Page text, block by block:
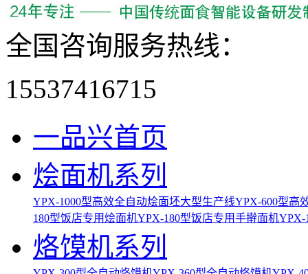
全国咨询服务热线：
15537416715
一品兴首页
烩面机系列
YPX-1000型高效全自动烩面坯大型生产线YPX-600型高
180型饭店专用烩面机YPX-180型饭店专用手擀面机YPX-
烙馍机系列